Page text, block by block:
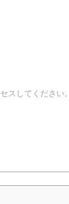
スしてください。